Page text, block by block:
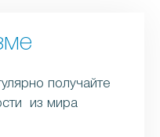
получайте
из мира